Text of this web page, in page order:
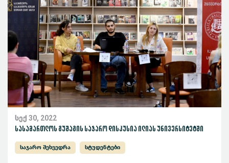
სექ 30, 2022
სასამართლოს გუშაგის საჯარო დისკუსია ილიას უნივერსიტეტში
საჯარო შეხვედრა სტუდენტები